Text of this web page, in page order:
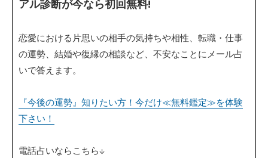
アル診断が今なら初回無料!
恋愛における片思いの相手の気持ちや相性、転職・仕事
の運勢、結婚や復縁の相談など、不安なことにメール占
いで答えます。
『今後の運勢』知りたい方！今だけ≪無料鑑定≫を体験
下さい！
電話占いならこちら↓